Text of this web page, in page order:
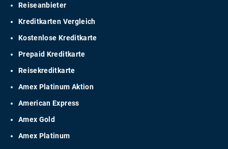
Reiseanbieter
Kreditkarten Vergleich
Kostenlose Kreditkarte
Prepaid Kreditkarte
Reisekreditkarte
Amex Platinum Aktion
American Express
Amex Gold
Amex Platinum